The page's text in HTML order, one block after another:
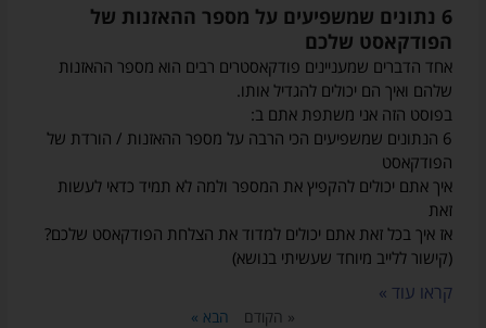
6 נתונים שמשפיעים על מספר ההאזנות של
הפודקאסט שלכם
אחד הדברים שמעניינים פודקאסטרים רבים הוא מספר ההאזנות
שלהם ואיך הם יכולים להגדיל אותו.
בפוסט הזה אני משתפת אתם ב:
6 הנתונים שמשפיעים הכי הרבה על מספר ההאזנות / הורדת של
הפודקאסט
איך אתם יכולים להקפיץ את המספר ולמה לא תמיד כדאי לעשות
זאת
אז איך בכל זאת אתם יכולים למדוד את הצלחת הפודקאסט שלכם?
(קישור ללייב מיוחד שעשיתי בנושא)
קראו עוד »
« הקודם הבא »